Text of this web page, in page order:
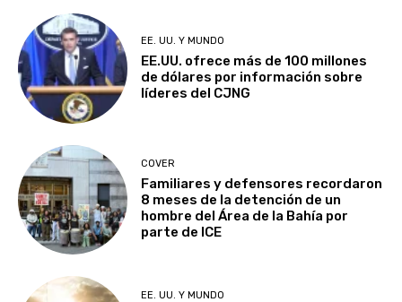
EE. UU. Y MUNDO
EE.UU. ofrece más de 100 millones
de dólares por información sobre
líderes del CJNG
COVER
Familiares y defensores recordaron
8 meses de la detención de un
hombre del Área de la Bahía por
parte de ICE
EE. UU. Y MUNDO